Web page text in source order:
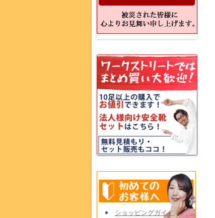
ショッピングガイド